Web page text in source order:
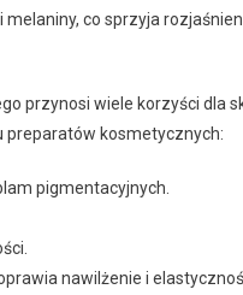
co sprzyja
przynosi wiele korzyści dla
preparatów kosmetycznych:
pigmentacyjnych.
nawilżenie i